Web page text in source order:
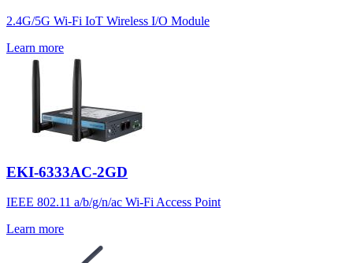
2.4G/5G Wi-Fi IoT Wireless I/O Module
Learn more
EKI-6333AC-2GD
IEEE 802.11 a/b/g/n/ac Wi-Fi Access Point
Learn more